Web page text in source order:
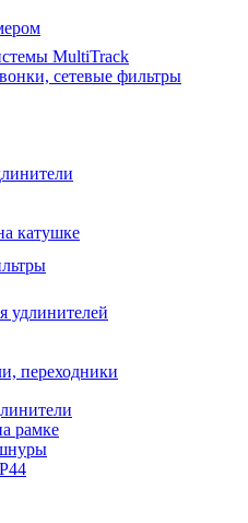
MultiTrack
сетевые фильтры
катушке
удлинителей
переходники
рамке